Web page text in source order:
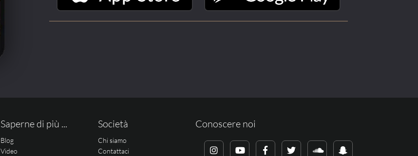
Saperne di più ...
Blog
Video
Società
Chi siamo
Contattaci
Conoscere noi